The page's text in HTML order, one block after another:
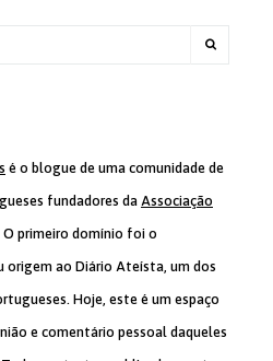
é o blogue de uma comunidade de
fundadores da Associação
O primeiro domínio foi o
origem ao Diário Ateísta, um dos
Hoje, este é um espaço
e comentário pessoal daqueles